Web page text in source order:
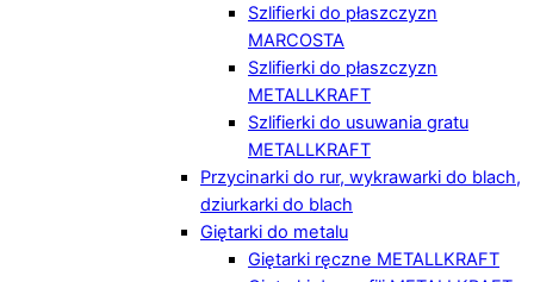
Szlifierki do płaszczyzn
MARCOSTA
Szlifierki do płaszczyzn
METALLKRAFT
Szlifierki do usuwania gratu
METALLKRAFT
Przycinarki do rur, wykrawarki do blach,
dziurkarki do blach
Giętarki do metalu
Giętarki ręczne METALLKRAFT